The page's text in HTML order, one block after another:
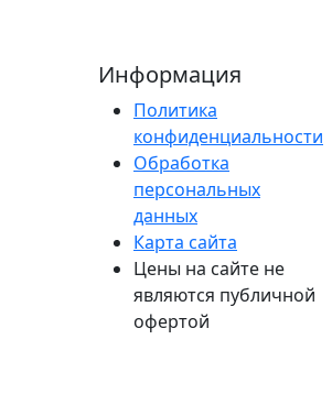
Информация
Политика
конфиденциальности
Обработка
персональных
данных
Карта сайта
Цены на сайте не
являются публичной
офертой